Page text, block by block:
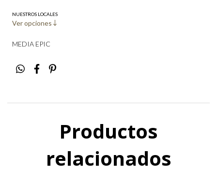
NUESTROS LOCALES
Ver opciones
MEDIA EPIC
Productos
relacionados